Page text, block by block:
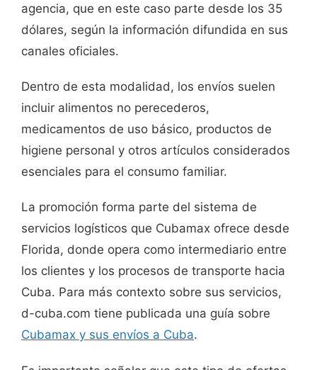
agencia, que en este caso parte desde los 35
dólares, según la información difundida en sus
canales oficiales.
Dentro de esta modalidad, los envíos suelen
incluir alimentos no perecederos,
medicamentos de uso básico, productos de
higiene personal y otros artículos considerados
esenciales para el consumo familiar.
La promoción forma parte del sistema de
servicios logísticos que Cubamax ofrece desde
Florida, donde opera como intermediario entre
los clientes y los procesos de transporte hacia
Cuba. Para más contexto sobre sus servicios,
d-cuba.com tiene publicada una guía sobre
Cubamax y sus envíos a Cuba.